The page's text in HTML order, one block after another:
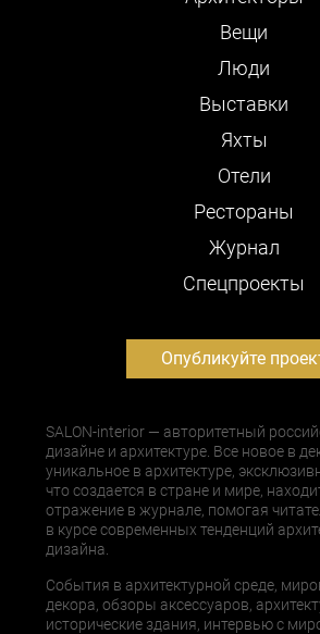
Вещи
Люди
Выставки
Яхты
Отели
Рестораны
Журнал
Cпецпроекты
Опубликуйте
SALON-interior — авторитетный
дизайне и архитектуре. Все новое в
уникальное в архитектуре,
что создается в стране и мире,
отражение в журнале, помогая
в курсе современных тенденций
дизайна.
События в архитектурной среде,
декора, обзоры аксессуаров,
исторические здания, интервью с